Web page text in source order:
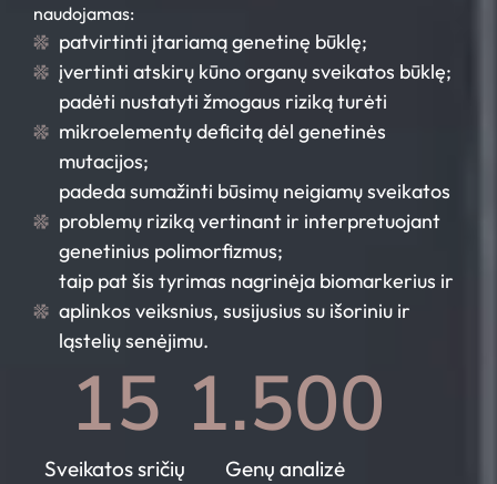
naudojamas:
patvirtinti įtariamą genetinę būklę;
įvertinti atskirų kūno organų sveikatos būklę;
padėti nustatyti žmogaus riziką turėti
mikroelementų deficitą dėl genetinės
mutacijos;
padeda sumažinti būsimų neigiamų sveikatos
problemų riziką vertinant ir interpretuojant
genetinius polimorfizmus;
taip pat šis tyrimas nagrinėja biomarkerius ir
aplinkos veiksnius, susijusius su išoriniu ir
ląstelių senėjimu.
Sveikatos sričių
15
Genų analizė
1.500